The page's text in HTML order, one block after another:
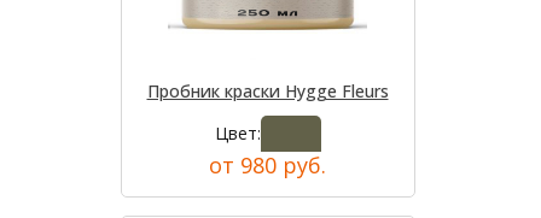
Пробник краски Hygge Fleurs
Цвет:
от 980 руб.